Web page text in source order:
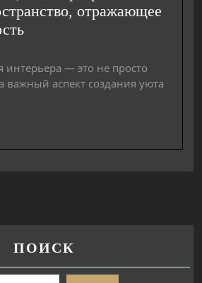
отражающее
интерьера — это не просто
важный аспект создания уюта
ПОИСК